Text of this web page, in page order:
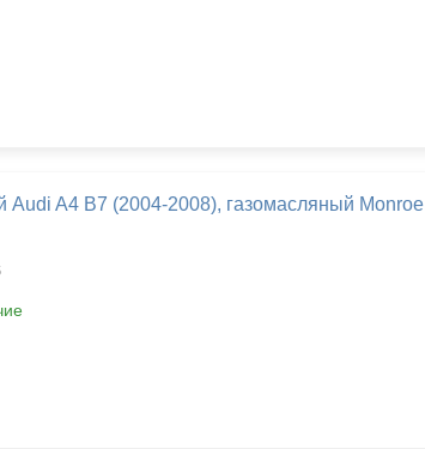
Audi A4 B7 (2004-2008), газомасляный Monroe